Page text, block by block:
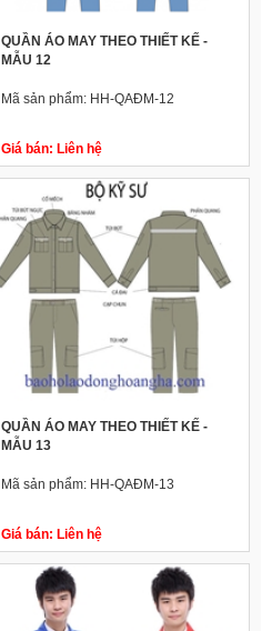
QUẦN ÁO MAY THEO THIẾT KẾ -
MẪU 12
Mã sản phẩm: HH-QAĐM-12
Giá bán: Liên hệ
QUẦN ÁO MAY THEO THIẾT KẾ -
MẪU 13
Mã sản phẩm: HH-QAĐM-13
Giá bán: Liên hệ